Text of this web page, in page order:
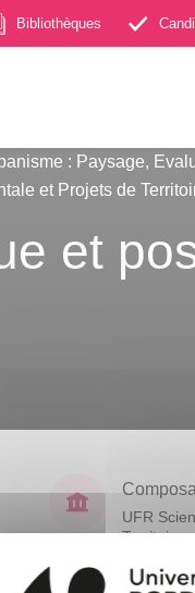
Bibliothèques
: Paysage,
et Projets de
et
UFR